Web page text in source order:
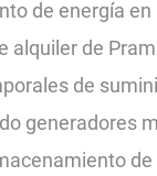
de energía en
alquiler de
de
generadores
de